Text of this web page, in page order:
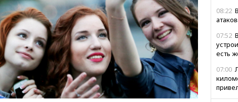
08:22
07:52
есть
07:00